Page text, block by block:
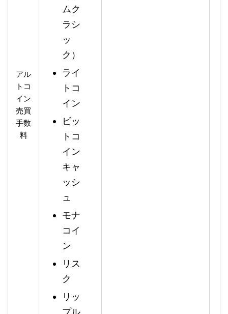
アル
トコ
イン
売買
手数
料
ムク
ラシ
ッ
ク）
ライ
トコ
イン
ビッ
トコ
イン
キャ
ッシ
ュ
モナ
コイ
ン
リス
ク
リッ
プル